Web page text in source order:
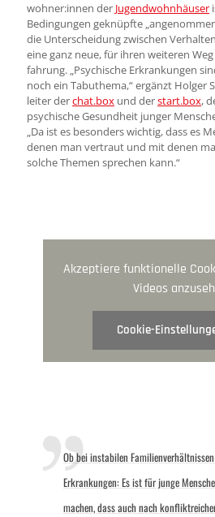
wohner:innen der Jugend­wohn­häuser
Be­ding­ungen ge­knüpf­te
die Un­ter­scheidung zwi­schen
eine ganz neue, für ihren wei­teren
fahrung. „Psy­chi­sche Er­krank­ungen
noch ein Tabu­thema,“ er­gänzt Holger
leiter derchat.box und derstart.box,
psy­chi­sche Ge­sund­heit jun­ger
„Da ist es be­son­ders wicht­ig, dass es
denen man ver­traut und mit denen
solche Themen spre­chen kann.“
Akzeptiere funktionelle
Videos
Cookie-
Ob bei instabilen
Erkrankungen: Es ist für junge
machen, dass auch nach